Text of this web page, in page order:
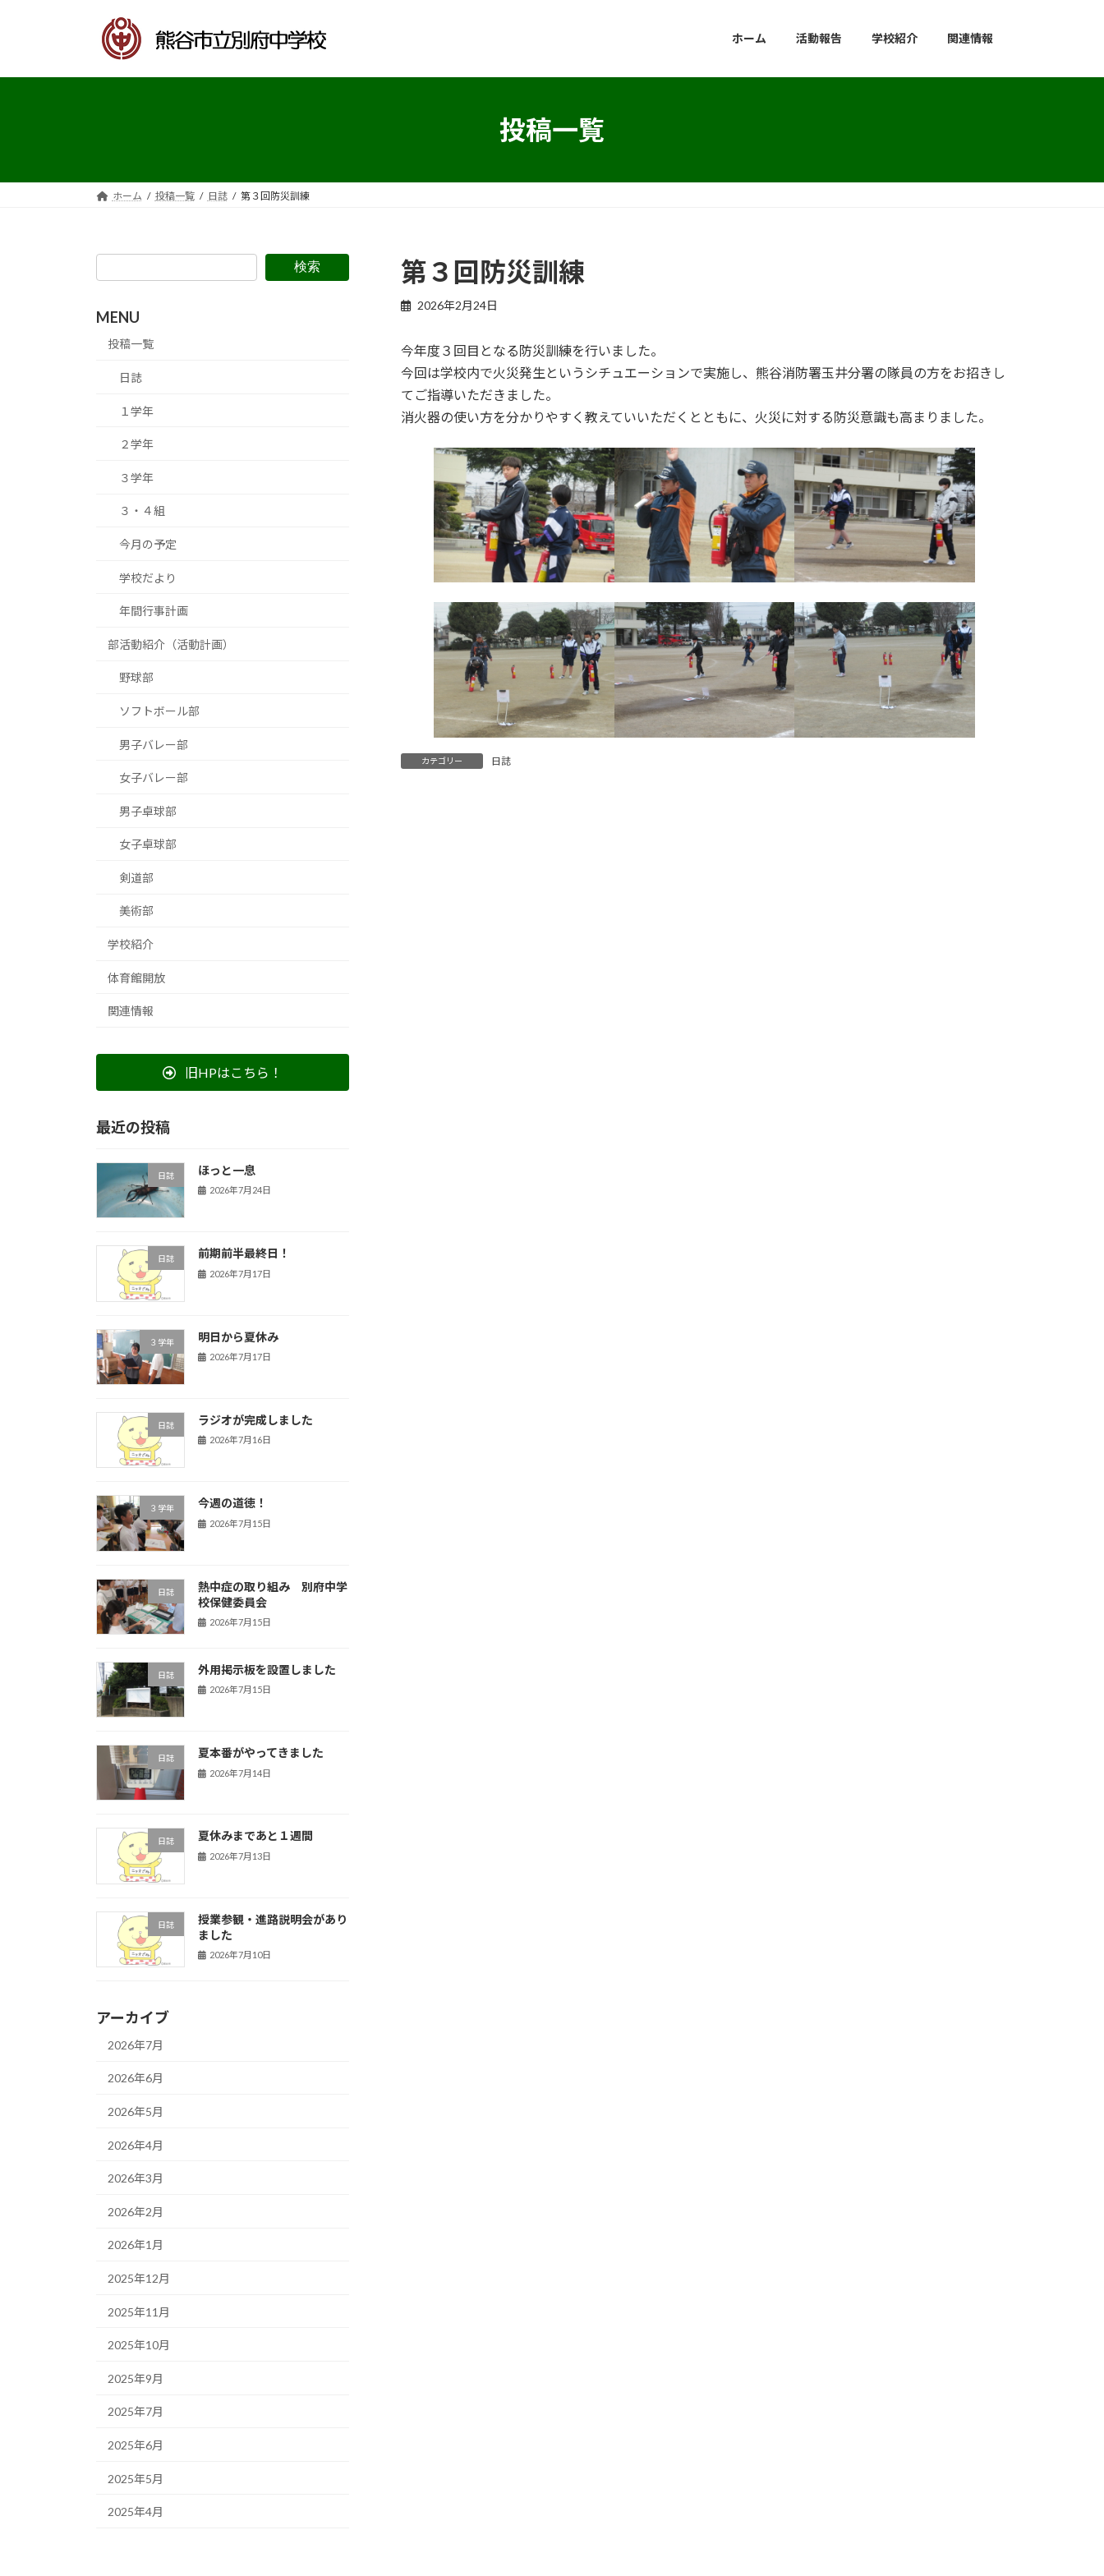
プ
動
ホーム 活動報告 学校紹介 関連情報
投稿一覧
ホーム 投稿一覧 日誌 第３回防災訓練
第３回防災訓練
2026年2月24日
今年度３回目となる防災訓練を行いました。
今回は学校内で火災発生というシチュエーションで実施し、熊谷消防署玉井分署の隊員の方をお招きし
てご指導いただきました。
消火器の使い方を分かりやすく教えていいただくとともに、火災に対する防災意識も高まりました。
カテゴリー 日誌
検索
MENU
投稿一覧
日誌
１学年
２学年
３学年
３・４組
今月の予定
学校だより
年間行事計画
部活動紹介（活動計画）
野球部
ソフトボール部
男子バレー部
女子バレー部
男子卓球部
女子卓球部
剣道部
美術部
学校紹介
体育館開放
関連情報
旧HPはこちら！
最近の投稿
日誌 ほっと一息
2026年7月24日
日誌 前期前半最終日！
2026年7月17日
３学年 明日から夏休み
2026年7月17日
日誌 ラジオが完成しました
2026年7月16日
３学年 今週の道徳！
2026年7月15日
日誌
熱中症の取り組み 別府中学
校保健委員会
2026年7月15日
日誌 外用掲示板を設置しました
2026年7月15日
日誌 夏本番がやってきました
2026年7月14日
日誌 夏休みまであと１週間
2026年7月13日
日誌
授業参観・進路説明会があり
ました
2026年7月10日
アーカイブ
2026年7月
2026年6月
2026年5月
2026年4月
2026年3月
2026年2月
2026年1月
2025年12月
2025年11月
2025年10月
2025年9月
2025年7月
2025年6月
2025年5月
2025年4月